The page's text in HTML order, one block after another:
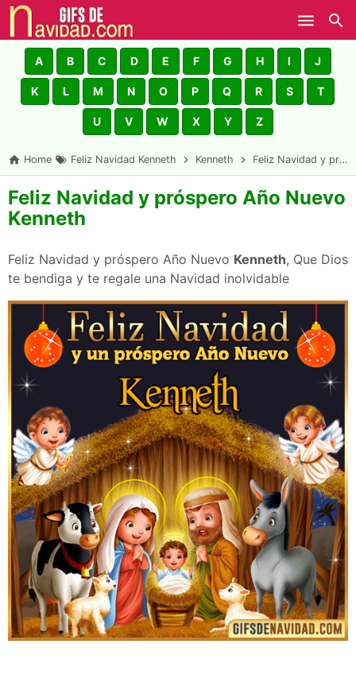
Skip to main content
A B C D E F G H I J
K L M N O P Q R S T
U V W X Y Z
Home Feliz Navidad Kenneth Kenneth Feliz Navidad y próspero Año Nuevo Kenneth
Feliz Navidad y próspero Año Nuevo
Kenneth
Feliz Navidad y próspero Año Nuevo Kenneth, Que Dios
te bendiga y te regale una Navidad inolvidable